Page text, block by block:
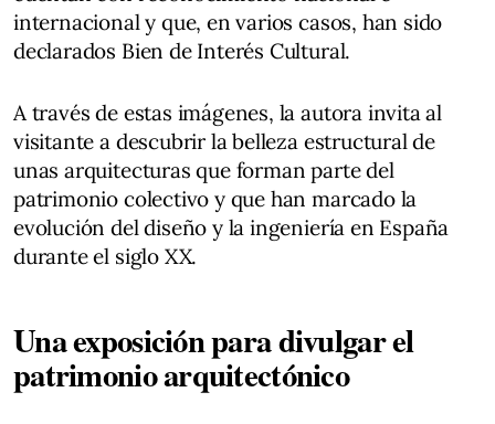
internacional y que, en varios casos, han sido
declarados Bien de Interés Cultural.
A través de estas imágenes, la autora invita al
visitante a descubrir la belleza estructural de
unas arquitecturas que forman parte del
patrimonio colectivo y que han marcado la
evolución del diseño y la ingeniería en España
durante el siglo XX.
Una exposición para divulgar el
patrimonio arquitectónico